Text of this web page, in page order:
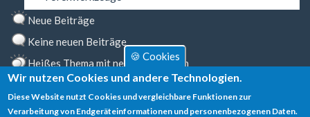
Neue Beiträge
Keine neuen Beiträge
Heißes Thema mit neuen Beiträgen
Heißes Thema ohne neue Beiträge
Markiertes Thema
🍪 Cookies
Wir nutzen Cookies und andere Technologien.
Diese Website nutzt Cookies und vergleichbare Funktionen zur
Verarbeitung von Endgeräteinformationen und personenbezogenen Daten.